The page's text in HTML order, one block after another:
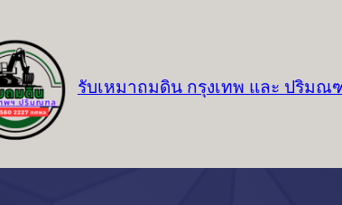
รับเหมาถมดิน กรุงเทพ และ ปริมณ